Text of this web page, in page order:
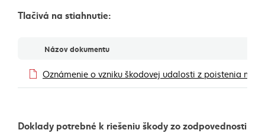
Tlačivá na stiahnutie:
DokumentyNázov dokumentu
Oznámenie o vzniku škodovej udalosti z poistenia
Doklady potrebné k riešeniu škody zo zodpovednosti